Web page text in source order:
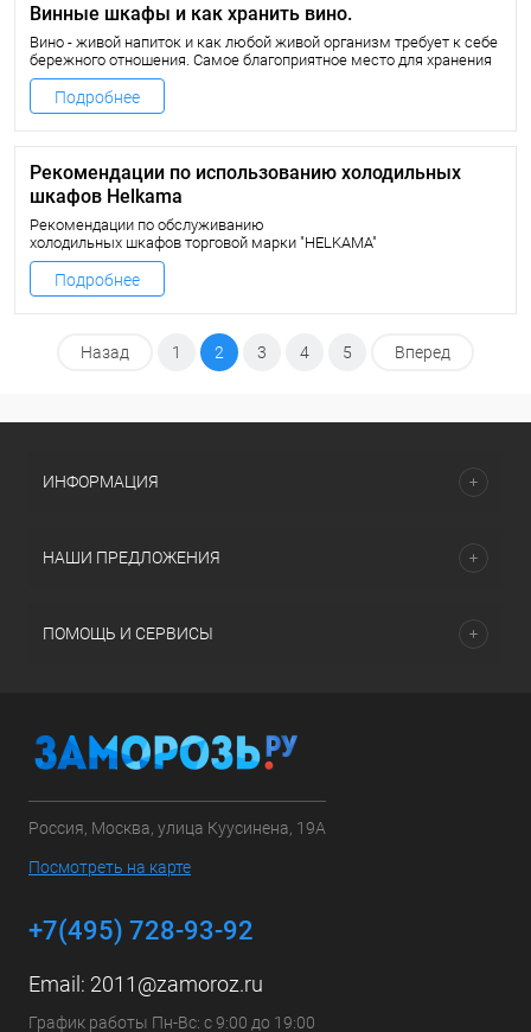
Винные шкафы и как хранить вино.
Вино - живой напиток и как любой живой организм требует к себе
бережного отношения. Самое благоприятное место для хранения
вина - специальный охлаждающий винный шкаф. Любое хорошее
вино будет терять свои вкусовые качества даже при перепаде
температур в пределах 5-7°С.
Подробнее
Рекомендации по использованию холодильных
шкафов Helkama
Рекомендации по обслуживанию
холодильных шкафов торговой марки "HELKAMA"
1. Уход и обслуживание.
На время проведения работ по уходу и обслуживанию
холодильный шкаф должен быть обязательно отключен от сети.
Подробнее
Назад 1 2 3 4 5 Вперед
ИНФОРМАЦИЯ
НАШИ ПРЕДЛОЖЕНИЯ
ПОМОЩЬ И СЕРВИСЫ
Россия, Москва, улица Куусинена, 19А
Посмотреть на карте
+7(495) 728-93-92
Email: 2011@zamoroz.ru
График работы Пн-Вс: с 9:00 до 19:00